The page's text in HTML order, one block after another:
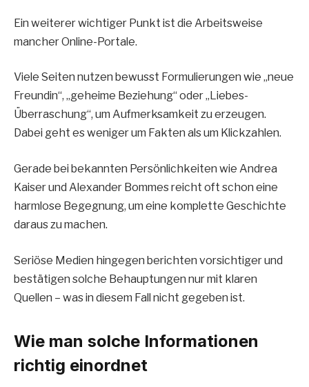
Ein weiterer wichtiger Punkt ist die Arbeitsweise
mancher Online-Portale.
Viele Seiten nutzen bewusst Formulierungen wie „neue
Freundin“, „geheime Beziehung“ oder „Liebes-
Überraschung“, um Aufmerksamkeit zu erzeugen.
Dabei geht es weniger um Fakten als um Klickzahlen.
Gerade bei bekannten Persönlichkeiten wie Andrea
Kaiser und Alexander Bommes reicht oft schon eine
harmlose Begegnung, um eine komplette Geschichte
daraus zu machen.
Seriöse Medien hingegen berichten vorsichtiger und
bestätigen solche Behauptungen nur mit klaren
Quellen – was in diesem Fall nicht gegeben ist.
Wie man solche Informationen
richtig einordnet